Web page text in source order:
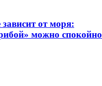
от моря:
можно спокойно